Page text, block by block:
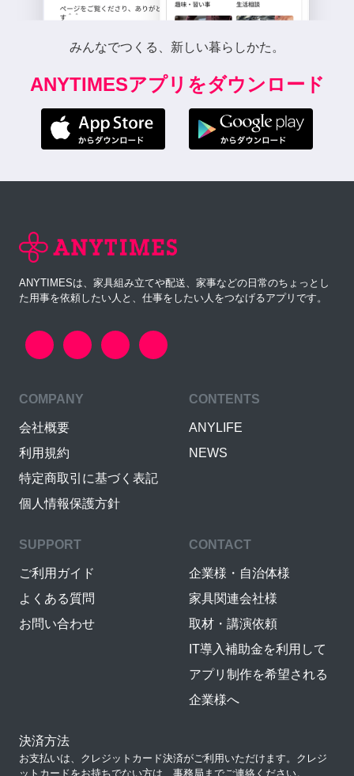
みんなでつくる、新しい暮らしかた。
ANYTIMESアプリをダウンロード
ANYTIMESは、家具組み立てや配送、家事などの日常のちょっとし
た用事を依頼したい人と、仕事をしたい人をつなげるアプリです。
COMPANY
会社概要
利用規約
特定商取引に基づく表記
個人情報保護方針
CONTENTS
ANYLIFE
NEWS
SUPPORT
ご利用ガイド
よくある質問
お問い合わせ
CONTACT
企業様・自治体様
家具関連会社様
取材・講演依頼
IT導入補助金を利用して
アプリ制作を希望される
企業様へ
決済方法
お支払いは、クレジットカード決済がご利用いただけます。クレジ
ットカードをお持ちでない方は、事務局までご連絡ください。